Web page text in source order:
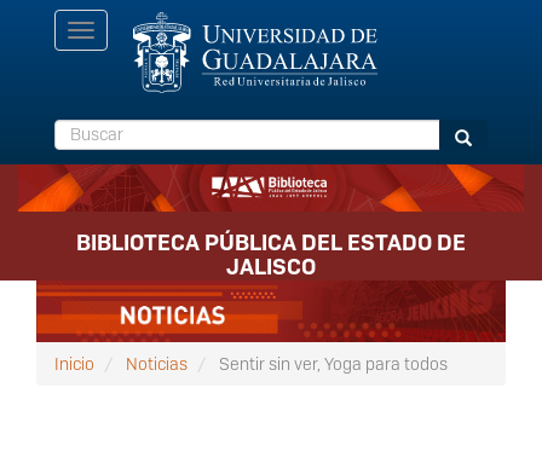
Toggle
navigation
Buscar Buscar
BIBLIOTECA PÚBLICA DEL ESTADO DE
JALISCO
Inicio Noticias Sentir sin ver, Yoga para todos